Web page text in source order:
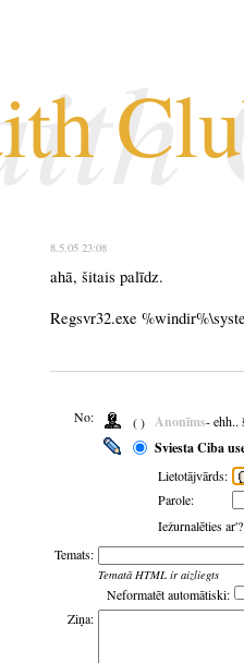
8.5.05 23:08
ahā, šitais palīdz.
Regsvr32.exe
No: ( ) Anonīms- ehh..
Sviesta Ciba
Lietotājvārds:
Parole:
Iežurnalēties
Temats:
Tematā HTML ir aizliegts
Neformatēt automātiski:
Ziņa: